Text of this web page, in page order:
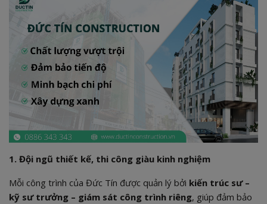
1. Đội ngũ thiết kế, thi công giàu kinh nghiệm
Mỗi công trình của Đức Tín được quản lý bởi kiến trúc sư –
kỹ sư trưởng – giám sát công trình riêng, giúp đảm bảo